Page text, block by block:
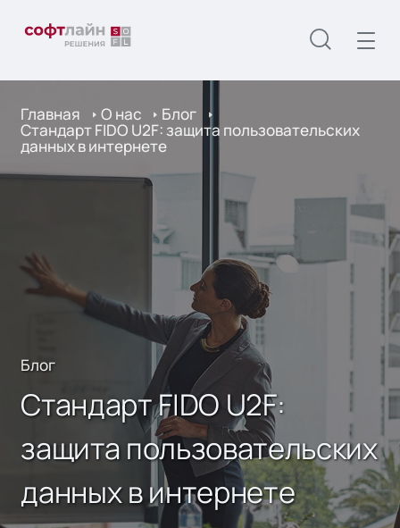
Главная О нас Блог
Стандарт FIDO U2F: защита пользовательских
данных в интернете
Блог
Стандарт FIDO U2F:
защита пользовательских
данных в интернете